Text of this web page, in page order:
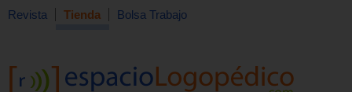
Revista Tienda Bolsa Trabajo